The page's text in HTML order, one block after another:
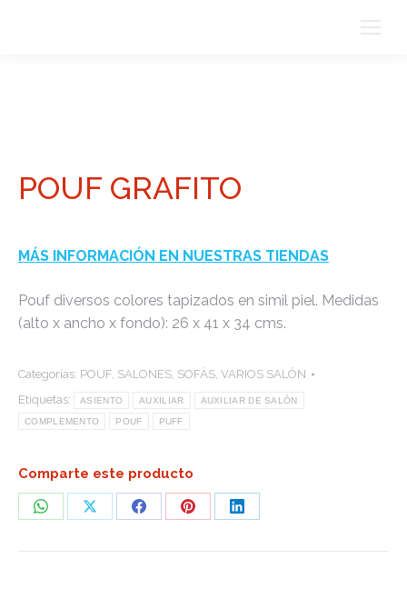
POUF GRAFITO
MÁS INFORMACIÓN EN NUESTRAS TIENDAS
Pouf diversos colores tapizados en simil piel. Medidas
(alto x ancho x fondo): 26 x 41 x 34 cms.
Categorías: POUF, SALONES, SOFÁS, VARIOS SALÓN
Etiquetas:
ASIENTO AUXILIAR AUXILIAR DE SALÓN
COMPLEMENTO POUF PUFF
Comparte este producto
Share
Share
Share
Share
Share